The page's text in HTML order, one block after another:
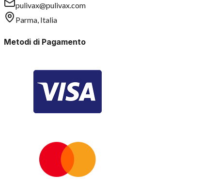
pulivax@pulivax.com
Parma, Italia
Metodi di Pagamento